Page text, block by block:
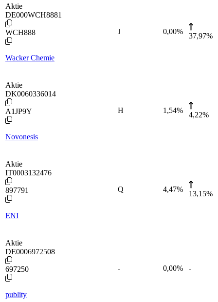
Aktie
DE000WCH8881
WCH888
Wacker Chemie
J 0,00%
37,97%
Aktie
DK0060336014
A1JP9Y
Novonesis
H 1,54%
4,22%
Aktie
IT0003132476
897791
ENI
Q 4,47%
13,15%
Aktie
DE0006972508
697250
publity
- 0,00% -